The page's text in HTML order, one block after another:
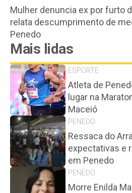
Mulher denuncia ex por furto
relata descumprimento de
Penedo
Mais lidas
ESPORTE
Atleta de
lugar na
Maceió
PENEDO
Ressaca do
expectativas e
em Penedo
PENEDO
Morre Enilda